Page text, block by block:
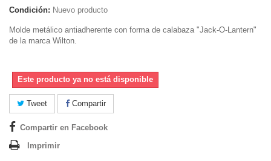
Condición: Nuevo producto
Molde metálico antiadherente con forma de calabaza "Jack-O-Lantern"
de la marca Wilton.
Este producto ya no está disponible
Tweet Compartir
Compartir en Facebook
Imprimir